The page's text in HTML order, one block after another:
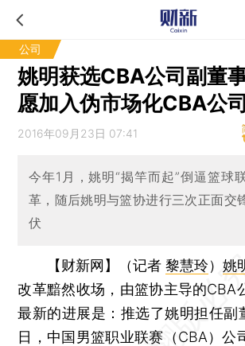
公司
姚明获选CBA公司副董
愿加入伪市场化CBA公司
2016年09月23日 07:41
今年1月，姚明“揭竿而起”倒逼篮球
革，随后姚明与篮协进行三次正面交
伏
【财新网】（记者黎慧玲）姚
改革黯然收场，由篮协主导的CBA
最新的进展是：推选了姚明担任副
日，中国男篮职业联赛（CBA）公